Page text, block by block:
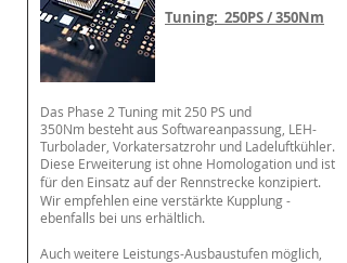
Tuning: 250PS / 350Nm
Das Phase 2 Tuning mit 250 PS und
350Nm besteht aus Softwareanpassung, LEH-
Turbolader, Vorkatersatzrohr und Ladeluftkühler.
Diese Erweiterung ist ohne Homologation und ist
für den Einsatz auf der Rennstrecke konzipiert.
Wir empfehlen eine verstärkte Kupplung -
ebenfalls bei uns erhältlich.
Auch weitere Leistungs-Ausbaustufen möglich,